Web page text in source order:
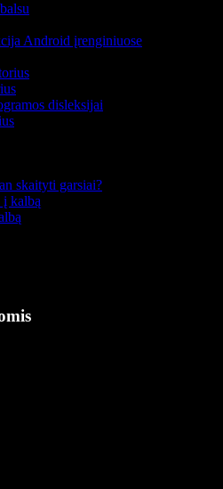
Android įrenginiuose
disleksijai
skaityti garsiai?
į kalbą